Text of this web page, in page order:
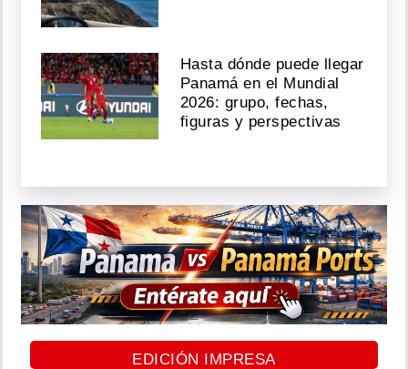
Hasta dónde puede llegar
Panamá en el Mundial
2026: grupo, fechas,
figuras y perspectivas
EDICIÓN IMPRESA